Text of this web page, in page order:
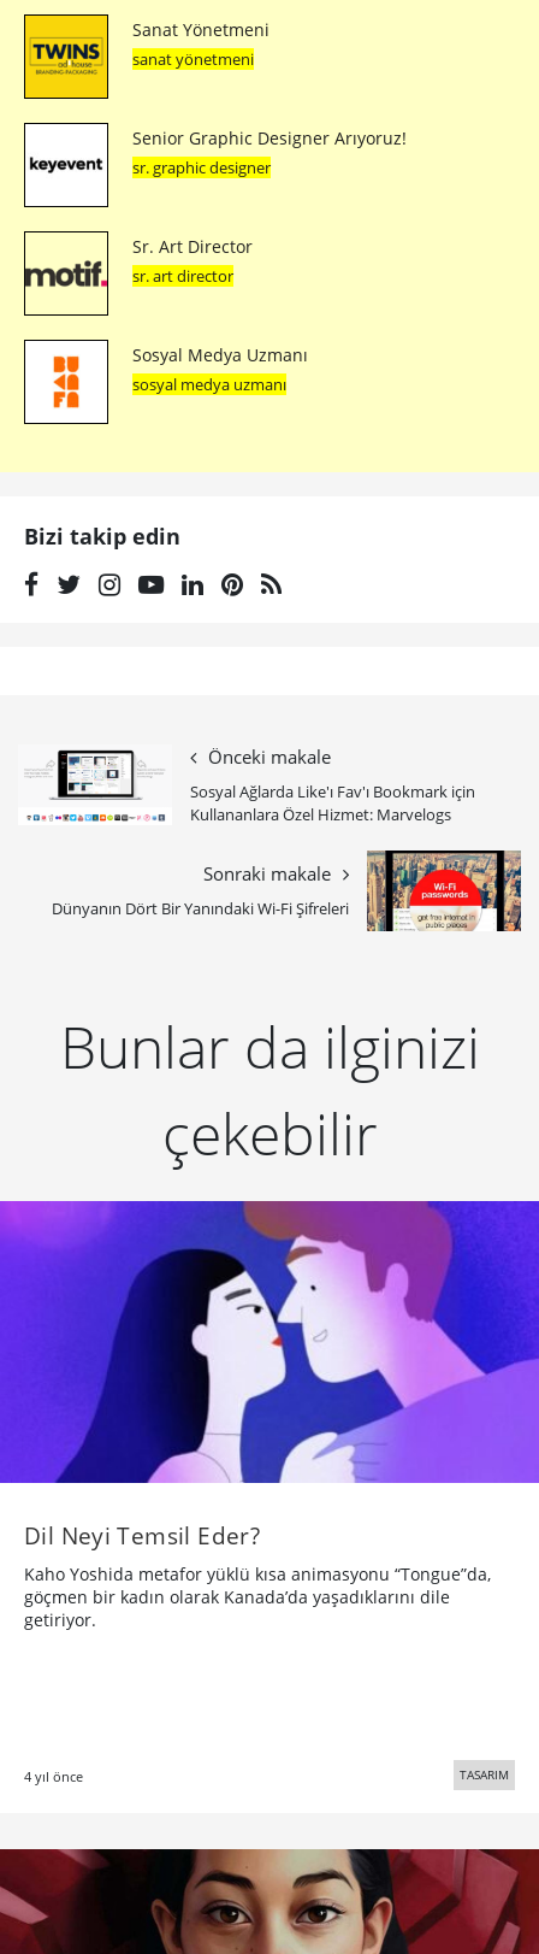
Sanat Yönetmeni
sanat yönetmeni
Senior Graphic Designer Arıyoruz!
sr. graphic designer
Sr. Art Director
sr. art director
Sosyal Medya Uzmanı
sosyal medya uzmanı
Bizi takip edin
Önceki makale
Sosyal Ağlarda Like'ı Fav'ı Bookmark için
Kullananlara Özel Hizmet: Marvelogs
Sonraki makale
Dünyanın Dört Bir Yanındaki Wi-Fi Şifreleri
Bunlar da ilginizi
çekebilir
Dil Neyi Temsil Eder?
Kaho Yoshida metafor yüklü kısa animasyonu “Tongue”da,
göçmen bir kadın olarak Kanada’da yaşadıklarını dile
getiriyor.
4 yıl önce TASARIM